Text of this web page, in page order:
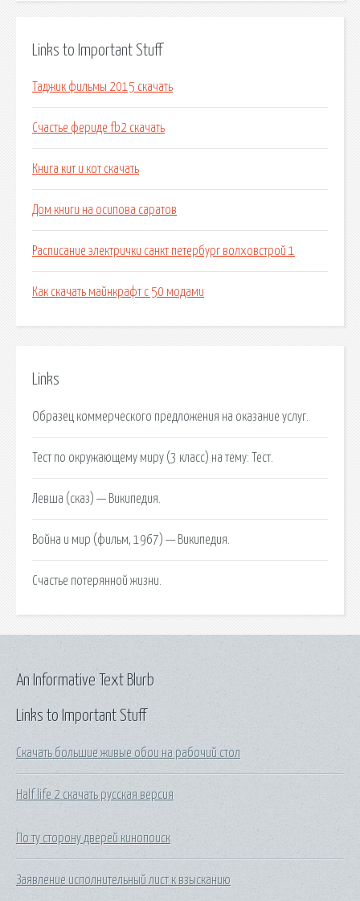
Links to Important Stuff
Таджик фильмы 2015 скачать
Счастье фериде fb2 скачать
Книга кит и кот скачать
Дом книги на осипова саратов
Расписание электрички санкт петербург волховстрой 1
Как скачать майнкрафт с 50 модами
Links
Образец коммерческого предложения на оказание услуг.
Тест по окружающему миру (3 класс) на тему: Тест.
Левша (сказ) — Википедия.
Война и мир (фильм, 1967) — Википедия.
Счастье потерянной жизни.
Links to Important Stuff
Скачать большие живые обои на рабочий стол
Half life 2 скачать русская версия
По ту сторону дверей кинопоиск
Заявление исполнительный лист к взысканию
An Informative Text Blurb